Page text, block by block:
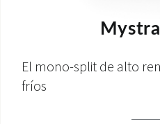
El mono-split de alto
fríos